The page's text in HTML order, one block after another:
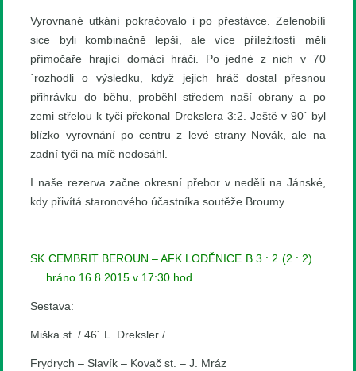
Vyrovnané utkání pokračovalo i po přestávce. Zelenobílí
sice byli kombinačně lepší, ale více příležitostí měli
přímočaře hrající domácí hráči. Po jedné z nich v 70
´rozhodli o výsledku, když jejich hráč dostal přesnou
přihrávku do běhu, proběhl středem naší obrany a po
zemi střelou k tyči překonal Drekslera 3:2. Ještě v 90´ byl
blízko vyrovnání po centru z levé strany Novák, ale na
zadní tyči na míč nedosáhl.
I naše rezerva začne okresní přebor v neděli na Jánské,
kdy přivítá staronového účastníka soutěže Broumy.
SK CEMBRIT BEROUN – AFK LODĚNICE B 3 : 2 (2 : 2)
hráno 16.8.2015 v 17:30 hod.
Sestava:
Miška st. / 46´ L. Dreksler /
Frydrych – Slavík – Kovač st. – J. Mráz